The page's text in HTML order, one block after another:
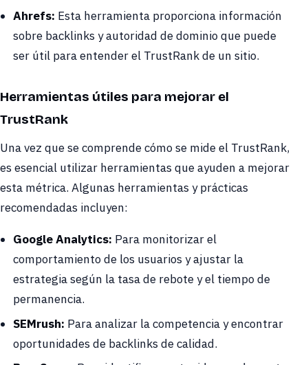
Ahrefs: Esta herramienta proporciona información
sobre backlinks y autoridad de dominio que puede
ser útil para entender el TrustRank de un sitio.
Herramientas útiles para mejorar el
TrustRank
Una vez que se comprende cómo se mide el TrustRank,
es esencial utilizar herramientas que ayuden a mejorar
esta métrica. Algunas herramientas y prácticas
recomendadas incluyen:
Google Analytics: Para monitorizar el
comportamiento de los usuarios y ajustar la
estrategia según la tasa de rebote y el tiempo de
permanencia.
SEMrush: Para analizar la competencia y encontrar
oportunidades de backlinks de calidad.